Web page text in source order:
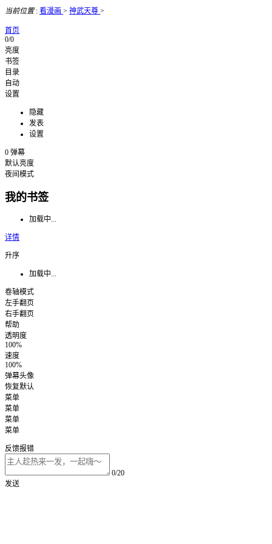
当前位置: 看漫画 > 神武天尊 >
首页
0/0
亮度
书签
目录
自动
设置
隐藏
发表
设置
0 弹幕
默认亮度
夜间模式
我的书签
加载中...
详情
升序
加载中...
卷轴模式
左手翻页
右手翻页
帮助
透明度
100%
速度
100%
弹幕头像
恢复默认
菜单
菜单
菜单
菜单
反馈报错
0/20
发送